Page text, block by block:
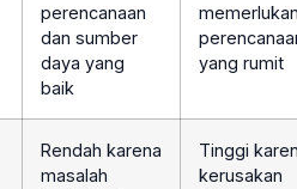
perencanaan
dan sumber
daya yang
baik
yang rumit
Rendah karena
masalah
Tinggi
kerusakan